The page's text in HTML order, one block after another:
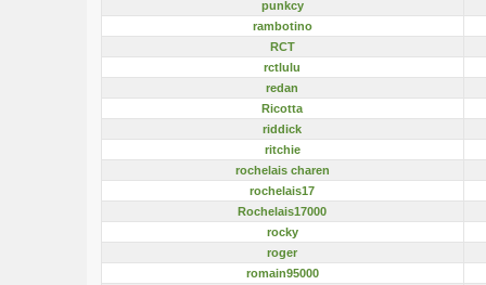
punkcy
rambotino
RCT
rctlulu
redan
Ricotta
riddick
ritchie
rochelais charen
rochelais17
Rochelais17000
rocky
roger
romain95000